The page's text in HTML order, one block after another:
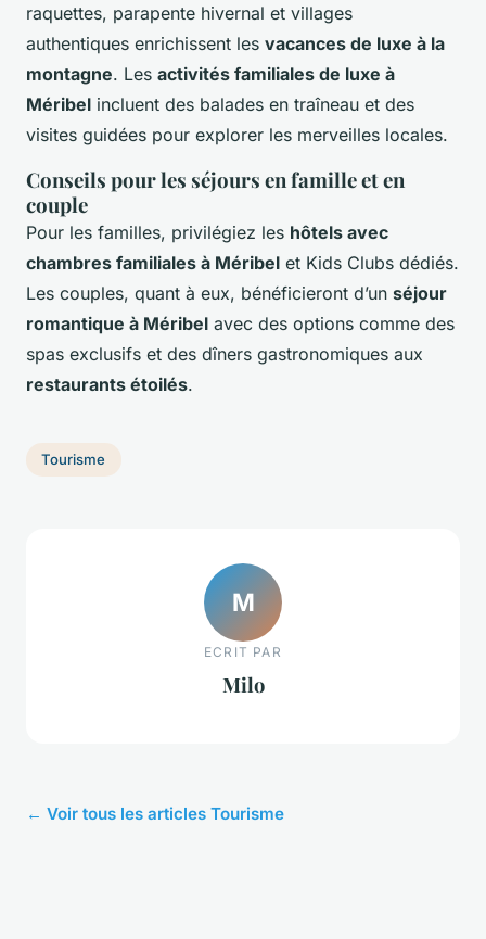
raquettes, parapente hivernal et villages
authentiques enrichissent les vacances de luxe à la
montagne. Les activités familiales de luxe à
Méribel incluent des balades en traîneau et des
visites guidées pour explorer les merveilles locales.
Conseils pour les séjours en famille et en
couple
Pour les familles, privilégiez les hôtels avec
chambres familiales à Méribel et Kids Clubs dédiés.
Les couples, quant à eux, bénéficieront d’un séjour
romantique à Méribel avec des options comme des
spas exclusifs et des dîners gastronomiques aux
restaurants étoilés.
Tourisme
M
ECRIT PAR
Milo
← Voir tous les articles Tourisme